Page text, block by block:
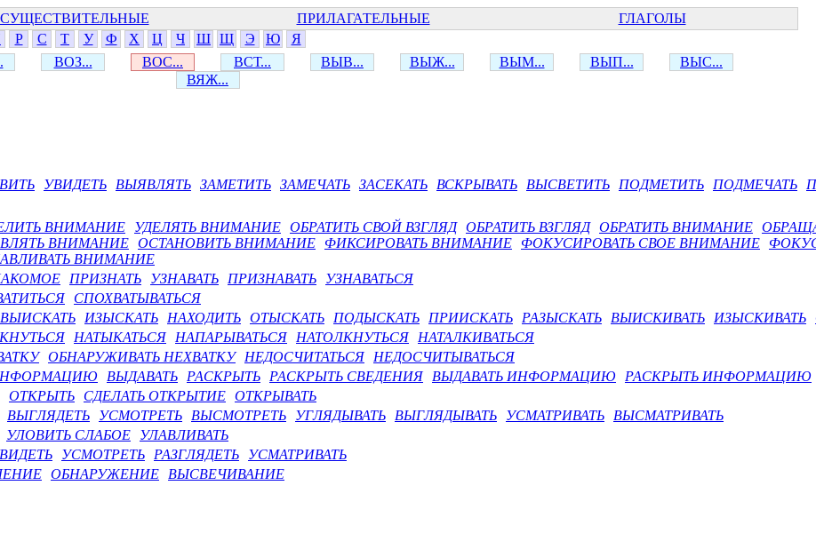
СУЩЕСТВИТЕЛЬНЫЕ ПРИЛАГАТЕЛЬНЫЕ
ГЛАГОЛЫ
Р С Т У Ф Х Ц Ч Ш Щ Э Ю
Я
ВОЗ... ВОС... ВСТ... ВЫВ... ВЫЖ... ВЫМ... ВЫП...
ВЫС...
ВЯЖ...
УВИДЕТЬ ВЫЯВЛЯТЬ ЗАМЕТИТЬ ЗАМЕЧАТЬ ЗАСЕКАТЬ ВСКРЫВАТЬ ВЫСВЕТИТЬ ПОДМЕТИТЬ ПОДМЕЧАТЬ
ВНИМАНИЕ УДЕЛЯТЬ ВНИМАНИЕ ОБРАТИТЬ СВОЙ ВЗГЛЯД ОБРАТИТЬ ВЗГЛЯД ОБРАТИТЬ ВНИМАНИЕ
ВНИМАНИЕ ОСТАНОВИТЬ ВНИМАНИЕ ФИКСИРОВАТЬ ВНИМАНИЕ ФОКУСИРОВАТЬ СВОЕ ВНИМАНИЕ
ВНИМАНИЕ
ПРИЗНАТЬ УЗНАВАТЬ ПРИЗНАВАТЬ
УЗНАВАТЬСЯ
СПОХВАТЫВАТЬСЯ
ВЫИСКАТЬ ИЗЫСКАТЬ НАХОДИТЬ ОТЫСКАТЬ ПОДЫСКАТЬ ПРИИСКАТЬ РАЗЫСКАТЬ ВЫИСКИВАТЬ ИЗЫСКИВАТЬ
НАТЫКАТЬСЯ НАПАРЫВАТЬСЯ НАТОЛКНУТЬСЯ
НАТАЛКИВАТЬСЯ
ОБНАРУЖИВАТЬ НЕХВАТКУ НЕДОСЧИТАТЬСЯ
НЕДОСЧИТЫВАТЬСЯ
ВЫДАВАТЬ РАСКРЫТЬ РАСКРЫТЬ СВЕДЕНИЯ ВЫДАВАТЬ ИНФОРМАЦИЮ
РАСКРЫТЬ ИНФОРМАЦИЮ
ОТКРЫТЬ СДЕЛАТЬ ОТКРЫТИЕ ОТКРЫВАТЬ
ВЫГЛЯДЕТЬ УСМОТРЕТЬ ВЫСМОТРЕТЬ УГЛЯДЫВАТЬ ВЫГЛЯДЫВАТЬ УСМАТРИВАТЬ
ВЫСМАТРИВАТЬ
УЛОВИТЬ СЛАБОЕ
УЛАВЛИВАТЬ
УСМОТРЕТЬ РАЗГЛЯДЕТЬ
УСМАТРИВАТЬ
ОБНАРУЖЕНИЕ ВЫСВЕЧИВАНИЕ